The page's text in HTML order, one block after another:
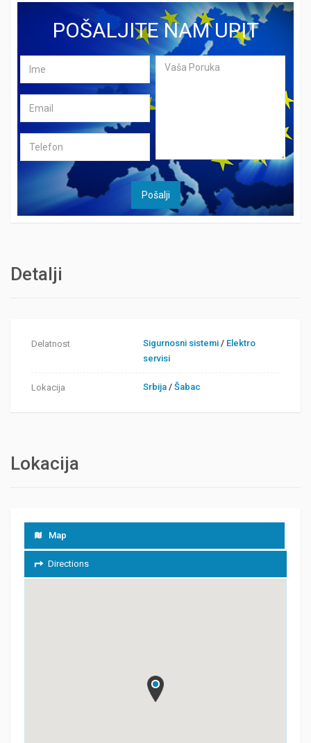
POŠALJITE NAM UPIT
Detalji
Delatnost Sigurnosni sistemi / Elektro
servisi
Lokacija Srbija /Šabac
Lokacija
Map
Directions